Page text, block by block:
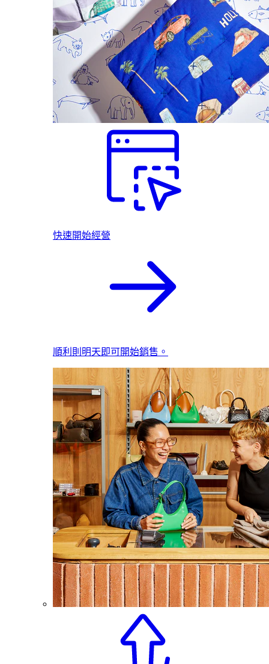
快速開始經營
順利則明天即可開始銷售。